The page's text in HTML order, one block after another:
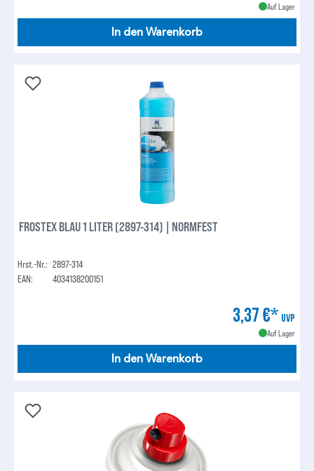
Auf Lager
In den Warenkorb
FROSTEX BLAU 1 LITER (2897-314) | NORMFEST
Hrst.-Nr.: 2897-314
EAN:
4034138200151
3,37 €* UVP
Auf Lager
In den Warenkorb